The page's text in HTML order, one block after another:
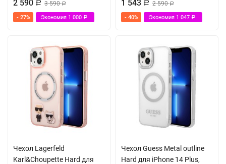
2 590 Р 3 590Р
- 27% Экономия 1 000 Р
1 543 Р 2 590Р
- 40% Экономия 1 047 Р
Чехол Lagerfeld
Karl&Choupette Hard для
Чехол Guess Metal outline
Hard для iPhone 14 Plus,